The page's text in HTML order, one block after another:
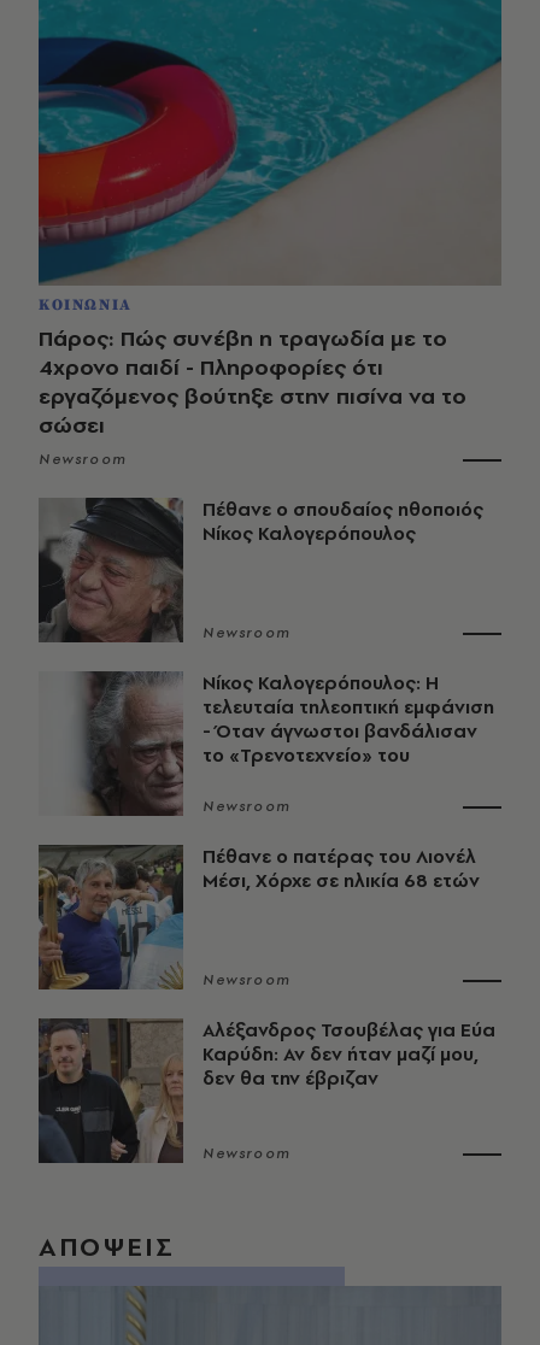
ΚΟΙΝΩΝΙΑ
Πάρος: Πώς συνέβη η τραγωδία με το
4χρονο παιδί - Πληροφορίες ότι
εργαζόμενος βούτηξε στην πισίνα να το
σώσει
Newsroom
Πέθανε ο σπουδαίος ηθοποιός
Νίκος Καλογερόπουλος
Newsroom
Νίκος Καλογερόπουλος: Η
τελευταία τηλεοπτική εμφάνιση
- Όταν άγνωστοι βανδάλισαν
το «Τρενοτεχνείο» του
Newsroom
Πέθανε ο πατέρας του Λιονέλ
Μέσι, Χόρχε σε ηλικία 68 ετών
Newsroom
Αλέξανδρος Τσουβέλας για Εύα
Καρύδη: Αν δεν ήταν μαζί μου,
δεν θα την έβριζαν
Newsroom
ΑΠΟΨΕΙΣ